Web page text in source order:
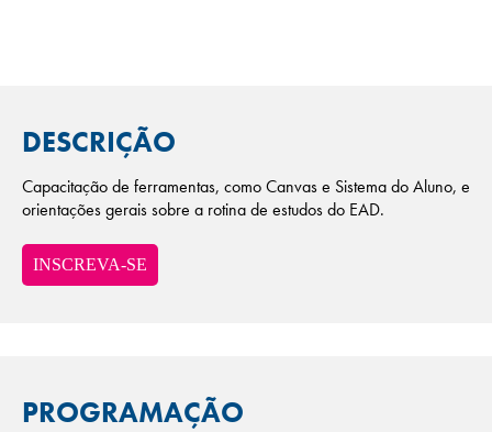
DESCRIÇÃO
Capacitação de ferramentas, como Canvas e Sistema do Aluno, e
orientações gerais sobre a rotina de estudos do EAD.
INSCREVA-SE
PROGRAMAÇÃO